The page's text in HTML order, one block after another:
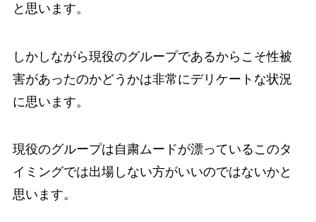
と思います。
しかしながら現役のグループであるからこそ性被
害があったのかどうかは非常にデリケートな状況
に思います。
現役のグループは自粛ムードが漂っているこのタ
イミングでは出場しない方がいいのではないかと
思います。